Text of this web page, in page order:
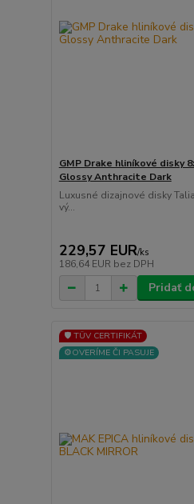
GMP Drake hliníkové disky
Glossy Anthracite Dark
Luxusné dizajnové disky
vý...
229,57 EUR/ks
186,64 EUR bez DPH
Pridať
🛡️ TÜV CERTIFIKÁT
⚙️OVERÍME ČI PASUJE